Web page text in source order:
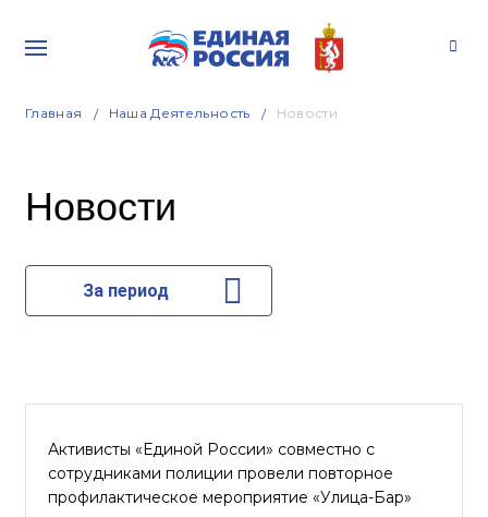
Главная Наша Деятельность Новости
Новости
За период
Активисты «Единой России» совместно с
сотрудниками полиции провели повторное
профилактическое мероприятие «Улица-Бар»